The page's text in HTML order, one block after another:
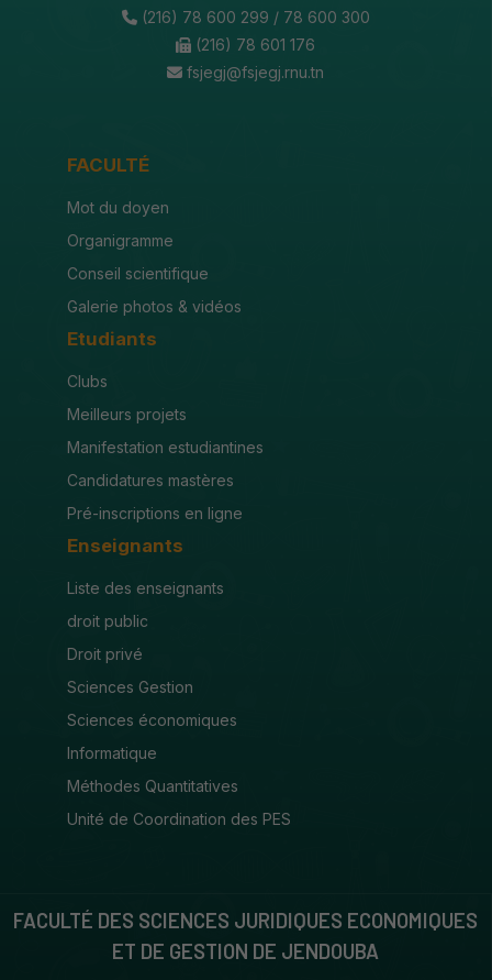
(216) 78 600 299 / 78 600 300
(216) 78 601 176
fsjegj@fsjegj.rnu.tn
FACULTÉ
Mot du doyen
Organigramme
Conseil scientifique
Galerie photos & vidéos
Etudiants
Clubs
Meilleurs projets
Manifestation estudiantines
Candidatures mastères
Pré-inscriptions en ligne
Enseignants
Liste des enseignants
droit public
Droit privé
Sciences Gestion
Sciences économiques
Informatique
Méthodes Quantitatives
Unité de Coordination des PES
FACULTÉ DES SCIENCES JURIDIQUES ECONOMIQUES
ET DE GESTION DE JENDOUBA